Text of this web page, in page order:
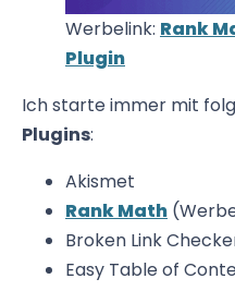
Werbelink: Rank
Plugin
Ich starte immer mit
Plugins:
Akismet
Rank Math
Broken Link
Easy Table of